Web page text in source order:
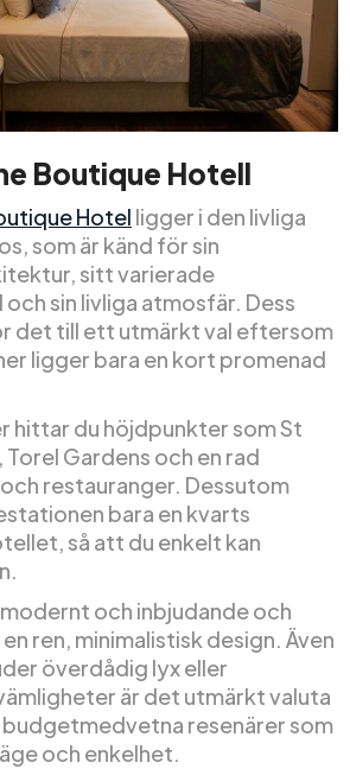
Boutique Hotell
Hotel ligger i den livliga
som är känd för sin
sitt varierade
sin livliga atmosfär. Dess
det till ett utmärkt val eftersom
ligger bara en kort promenad
hittar du höjdpunkter som St
Gardens och en rad
restauranger. Dessutom
bara en kvarts
så att du enkelt kan
och inbjudande och
ren, minimalistisk design. Även
överdådig lyx eller
är det utmärkt valuta
resenärer som
och enkelhet.